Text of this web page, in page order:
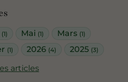
(1) Mai (1) Mars (1)
(1) 2026 (4) 2025 (3)
articles